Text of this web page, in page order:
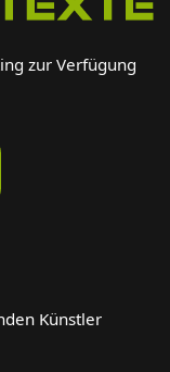
zur Verfügung
Künstler